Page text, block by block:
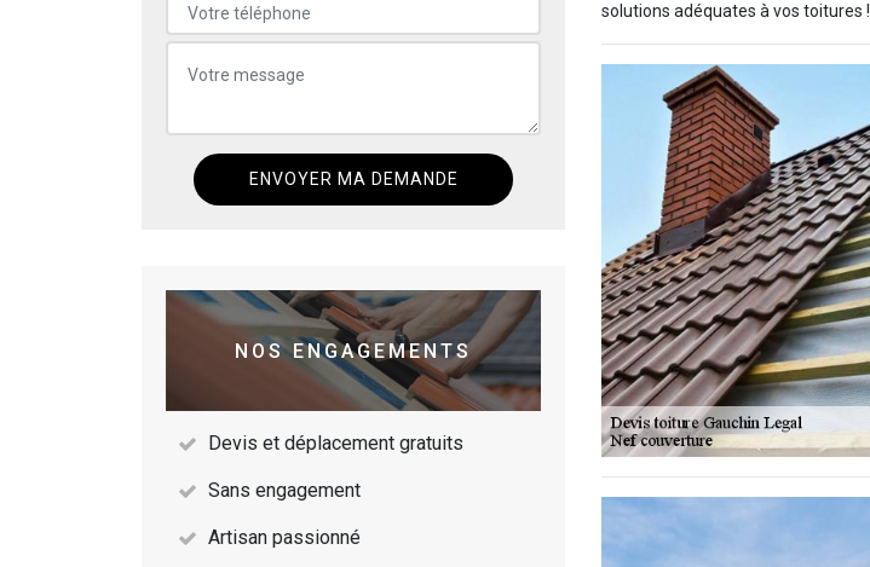
NOS ENGAGEMENTS
Devis et déplacement gratuits
Sans engagement
Artisan passionné
solutions adéquates à vos toitures !